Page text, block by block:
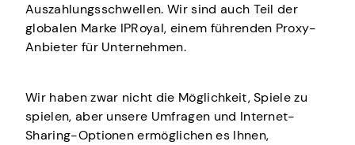
Auszahlungsschwellen. Wir sind auch Teil der
globalen Marke IPRoyal, einem führenden Proxy-
Anbieter für Unternehmen.
Wir haben zwar nicht die Möglichkeit, Spiele zu
spielen, aber unsere Umfragen und Internet-
Sharing-Optionen ermöglichen es Ihnen,